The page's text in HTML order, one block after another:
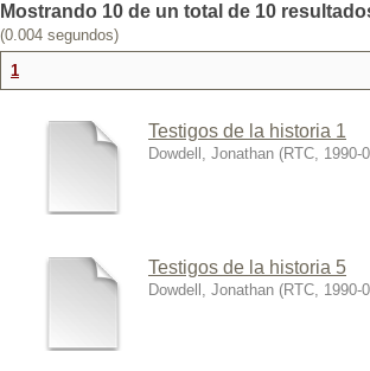
Mostrando 10 de un total de 10
(0.004 segundos)
1
Testigos de la historia 1
Dowdell, Jonathan (RTC, 1990-
Testigos de la historia 5
Dowdell, Jonathan (RTC, 1990-